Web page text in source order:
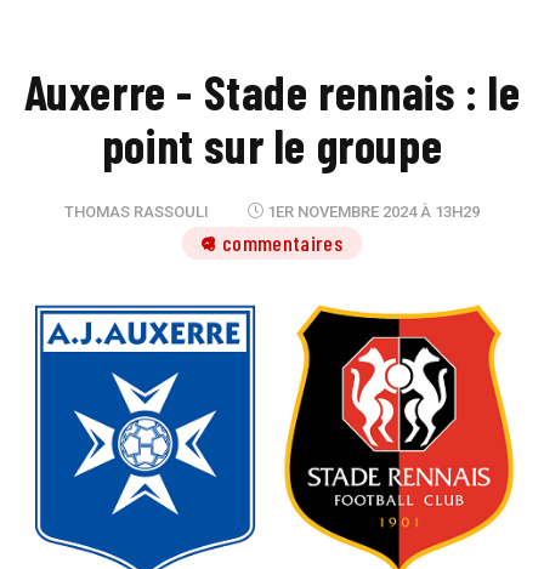
Auxerre - Stade rennais : le
point sur le groupe
THOMAS RASSOULI 1ER NOVEMBRE 2024 À 13H29
8 commentaires